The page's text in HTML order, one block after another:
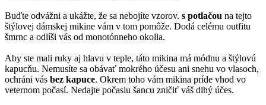
Buďte odvážni a ukážte, že sa nebojíte vzorov. s potlačou na tejto
štýlovej dámskej mikine vám v tom pomôže. Dodá celému outfitu
šmrnc a odlíši vás od monotónneho okolia.
Aby ste mali ruky aj hlavu v teple, táto mikina má módnu a štýlovú
kapucňu. Nemusíte sa obávať mokrého účesu ani snehu vo vlasoch,
ochráni vás bez kapuce. Okrem toho vám mikina príde vhod vo
veternom počasí. Nedajte počasiu šancu zničiť váš dlhý účes.